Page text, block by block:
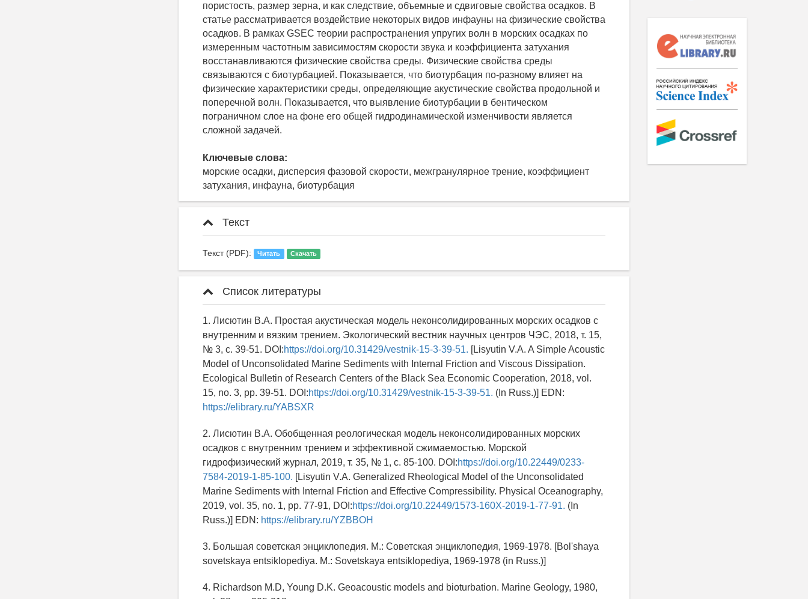
пористость, размер зерна, и как следствие, объемные и сдвиговые свойства осадков. В
статье рассматривается воздействие некоторых видов инфауны на физические свойства
осадков. В рамках GSEC теории распространения упругих волн в морских осадках по
измеренным частотным зависимостям скорости звука и коэффициента затухания
восстанавливаются физические свойства среды. Физические свойства среды
связываются с биотурбацией. Показывается, что биотурбация по-разному влияет на
физические характеристики среды, определяющие акустические свойства продольной и
поперечной волн. Показывается, что выявление биотурбации в бентическом
пограничном слое на фоне его общей гидродинамической изменчивости является
сложной задачей.
Ключевые слова:
морские осадки, дисперсия фазовой скорости, межгранулярное трение, коэффициент
затухания, инфауна, биотурбация
Текст
Текст (PDF): Читать Скачать
Список литературы
1. Лисютин В.А. Простая акустическая модель неконсолидированных морских осадков с
внутренним и вязким трением. Экологический вестник научных центров ЧЭС, 2018, т. 15,
№ 3, с. 39-51. DOI:https://doi.org/10.31429/vestnik-15-3-39-51. [Lisyutin V.A. A Simple Acoustic
Model of Unconsolidated Marine Sediments with Internal Friction and Viscous Dissipation.
Ecological Bulletin of Research Centers of the Black Sea Economic Cooperation, 2018, vol.
15, no. 3, pp. 39-51. DOI:https://doi.org/10.31429/vestnik-15-3-39-51. (In Russ.)] EDN:
https://elibrary.ru/YABSXR
2. Лисютин В.А. Обобщенная реологическая модель неконсолидированных морских
осадков с внутренним трением и эффективной сжимаемостью. Морской
гидрофизический журнал, 2019, т. 35, № 1, с. 85-100. DOI:https://doi.org/10.22449/0233-
7584-2019-1-85-100. [Lisyutin V.A. Generalized Rheological Model of the Unconsolidated
Marine Sediments with Internal Friction and Effective Compressibility. Physical Oceanography,
2019, vol. 35, no. 1, pp. 77-91, DOI:https://doi.org/10.22449/1573-160X-2019-1-77-91. (In
Russ.)] EDN: https://elibrary.ru/YZBBOH
3. Большая советская энциклопедия. М.: Советская энциклопедия, 1969-1978. [Bol'shaya
sovetskaya entsiklopediya. M.: Sovetskaya entsiklopediya, 1969-1978 (in Russ.)]
4. Richardson M.D, Young D.K. Geoacoustic models and bioturbation. Marine Geology, 1980,